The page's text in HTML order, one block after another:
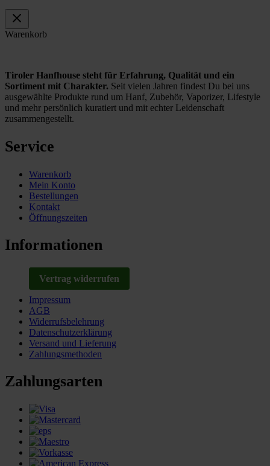
Warenkorb
Tiroler Hanfhouse steht für Erfahrung, Qualität und ein
Sortiment mit Charakter. Seit vielen Jahren findest Du bei uns
ausgewählte Produkte rund um Hanf, Zubehör, Vaporizer, Lifestyle
und mehr persönlich kuratiert und mit echter Leidenschaft
zusammengestellt.
Service
Warenkorb
Mein Konto
Bestellungen
Kontakt
Öffnungszeiten
Informationen
Vertrag widerrufen
Impressum
AGB
Widerrufsbelehrung
Datenschutzerklärung
Versand und Lieferung
Zahlungsmethoden
Zahlungsarten